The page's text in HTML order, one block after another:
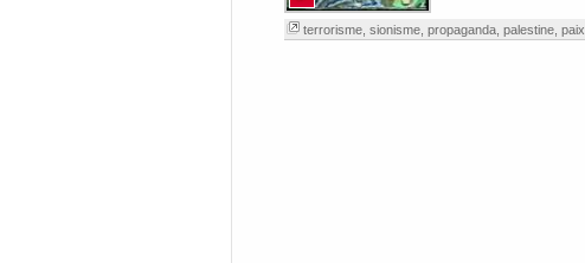
terrorisme, sionisme, propaganda, palestine, paix